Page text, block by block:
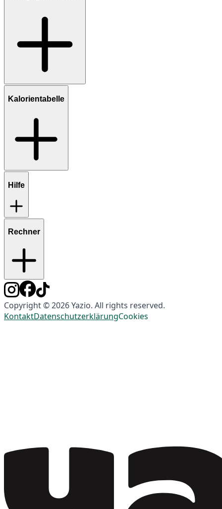
Kalorientabelle
Hilfe
Rechner
Copyright © 2026 Yazio. All rights reserved.
KontaktDatenschutzerklärungCookies